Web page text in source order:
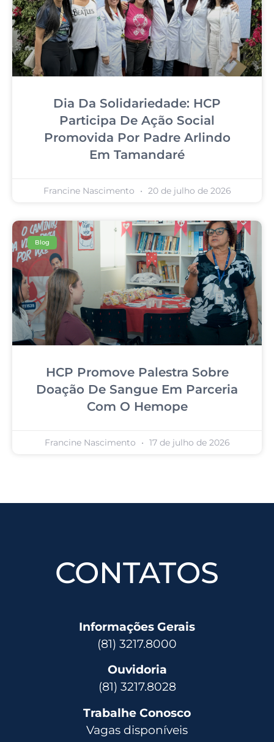
Dia Da Solidariedade: HCP
Participa De Ação Social
Promovida Por Padre Arlindo
Em Tamandaré
Francine Nascimento 20 de julho de 2026
Blog
HCP Promove Palestra Sobre
Doação De Sangue Em Parceria
Com O Hemope
Francine Nascimento 17 de julho de 2026
CONTATOS
Informações Gerais
(81) 3217.8000
Ouvidoria
(81) 3217.8028
Trabalhe Conosco
Vagas disponíveis